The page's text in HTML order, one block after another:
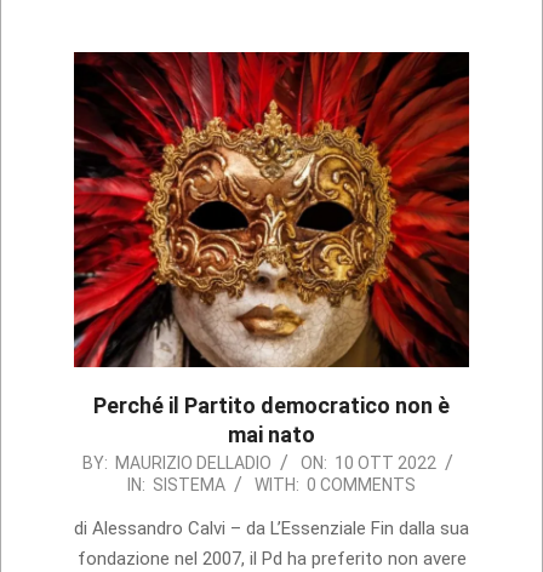
Perché il Partito democratico non è
mai nato
2022-
10
BY: MAURIZIO DELLADIO ON: 10 OTT 2022
IN: SISTEMA WITH: 0 COMMENTS
di Alessandro Calvi – da L’Essenziale Fin dalla sua
fondazione nel 2007, il Pd ha preferito non avere